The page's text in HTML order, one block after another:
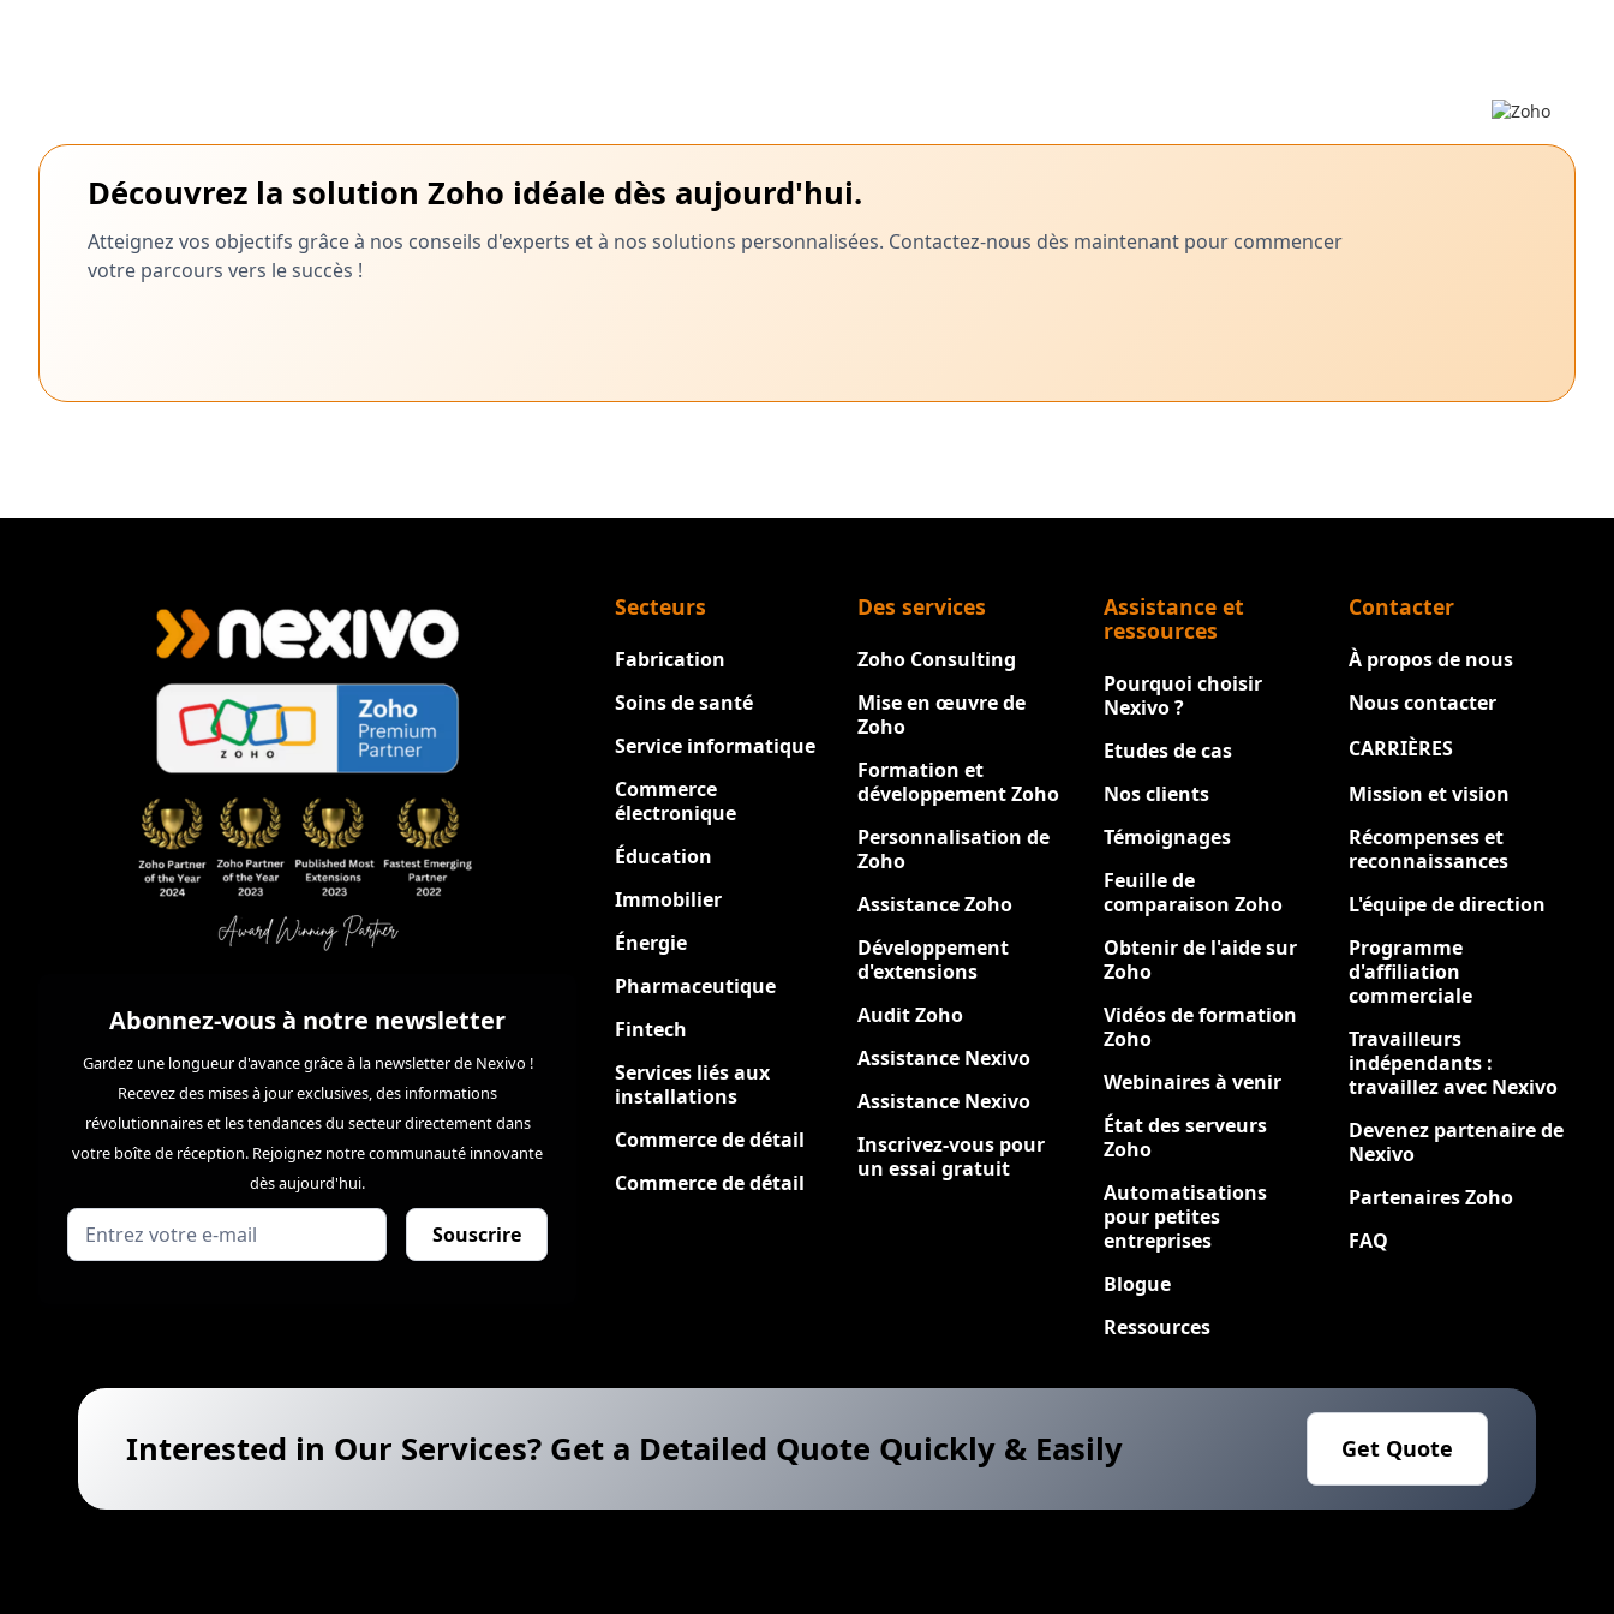
Découvrez la solution Zoho idéale dès aujourd'hui.
Atteignez vos objectifs grâce à nos conseils d'experts et à nos solutions personnalisées. Contactez-nous dès maintenant pour commencer
votre parcours vers le succès !
Abonnez-vous à notre newsletter
Gardez une longueur d'avance grâce à la newsletter de Nexivo !
Recevez des mises à jour exclusives, des informations
révolutionnaires et les tendances du secteur directement dans
votre boîte de réception. Rejoignez notre communauté innovante
dès aujourd'hui.
Secteurs
Fabrication
Soins de santé
Service informatique
Commerce
électronique
Éducation
Immobilier
Énergie
Pharmaceutique
Fintech
Services liés aux
installations
Commerce de détail
Commerce de détail
Des services
Zoho Consulting
Mise en œuvre de
Zoho
Formation et
développement Zoho
Personnalisation de
Zoho
Assistance Zoho
Développement
d'extensions
Audit Zoho
Assistance Nexivo
Assistance Nexivo
Inscrivez-vous pour
un essai gratuit
Assistance et
ressources
Pourquoi choisir
Nexivo ?
Etudes de cas
Nos clients
Témoignages
Feuille de
comparaison Zoho
Obtenir de l'aide sur
Zoho
Vidéos de formation
Zoho
Webinaires à venir
État des serveurs
Zoho
Automatisations
pour petites
entreprises
Blogue
Ressources
Contacter
À propos de nous
Nous contacter
CARRIÈRES
Mission et vision
Récompenses et
reconnaissances
L'équipe de direction
Programme
d'affiliation
commerciale
Travailleurs
indépendants :
travaillez avec Nexivo
Devenez partenaire de
Nexivo
Partenaires Zoho
FAQ
Interested in Our Services? Get a Detailed Quote Quickly & Easily Get Quote